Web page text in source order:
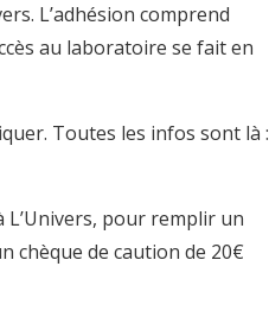
L’adhésion comprend
au laboratoire se fait en
Toutes les infos sont là :
pour remplir un
chèque de caution de 20€